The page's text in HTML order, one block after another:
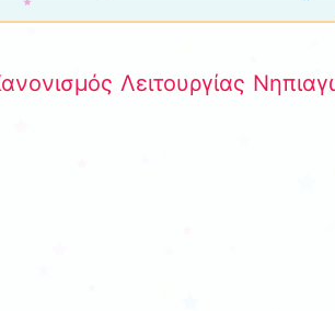
Λειτουργίας